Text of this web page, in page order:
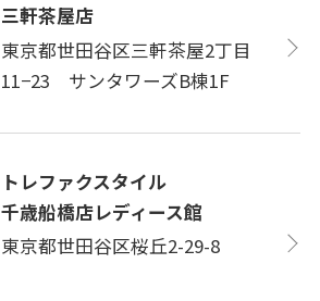
三軒茶屋店
東京都世田谷区三軒茶屋2丁目
11−23 サンタワーズB棟1F
トレファクスタイル
千歳船橋店レディース館
東京都世田谷区桜丘2-29-8